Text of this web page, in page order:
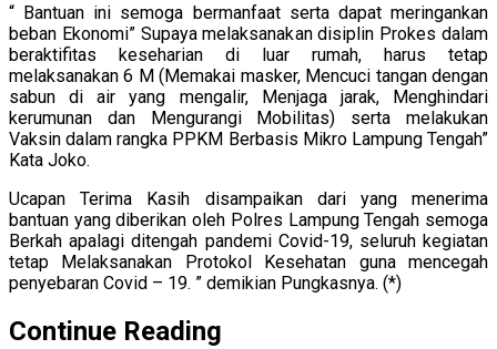
“ Bantuan ini semoga bermanfaat serta dapat meringankan
beban Ekonomi” Supaya melaksanakan disiplin Prokes dalam
beraktifitas keseharian di luar rumah, harus tetap
melaksanakan 6 M (Memakai masker, Mencuci tangan dengan
sabun di air yang mengalir, Menjaga jarak, Menghindari
kerumunan dan Mengurangi Mobilitas) serta melakukan
Vaksin dalam rangka PPKM Berbasis Mikro Lampung Tengah”
Kata Joko.
Ucapan Terima Kasih disampaikan dari yang menerima
bantuan yang diberikan oleh Polres Lampung Tengah semoga
Berkah apalagi ditengah pandemi Covid-19, seluruh kegiatan
tetap Melaksanakan Protokol Kesehatan guna mencegah
penyebaran Covid – 19. ” demikian Pungkasnya. (*)
Continue Reading